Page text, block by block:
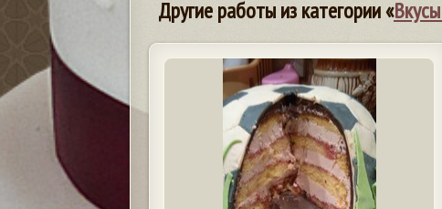
Другие работы из категории «